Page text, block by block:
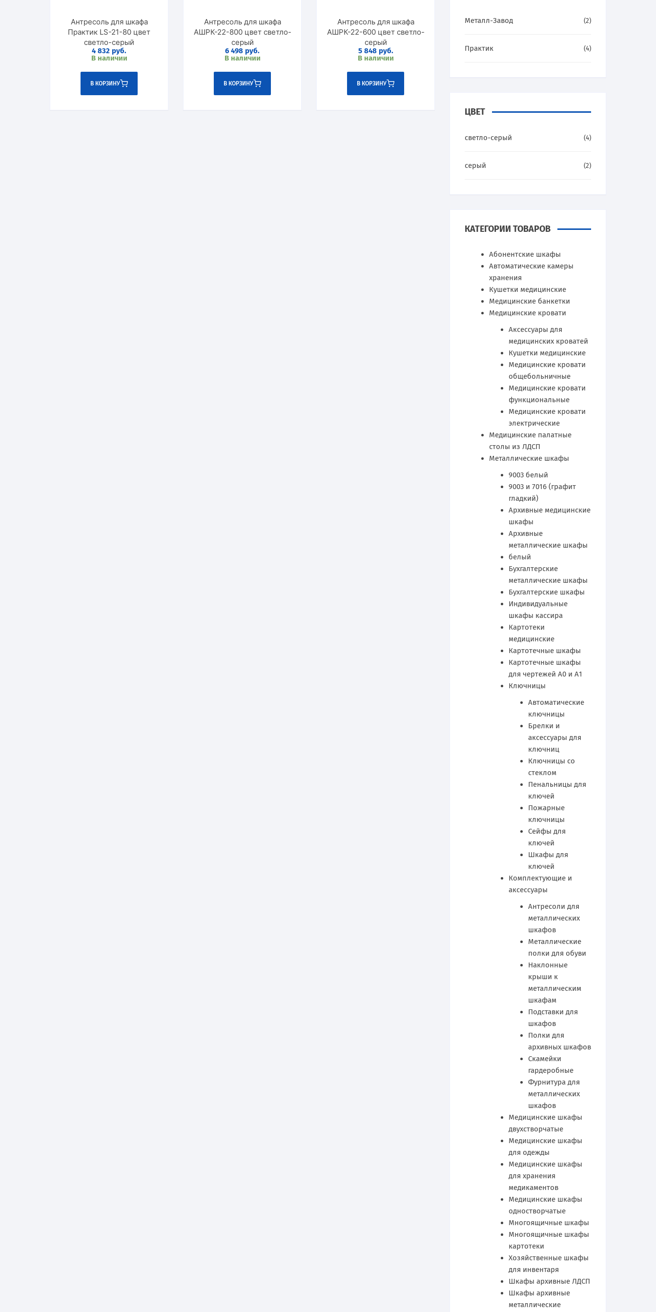
Антресоль для шкафа
Практик LS-21-80 цвет
светло-серый
4 832 руб.
В наличии
В КОРЗИНУ
Антресоль для шкафа
АШРК-22-800 цвет светло-
серый
6 498 руб.
В наличии
В КОРЗИНУ
Антресоль для шкафа
АШРК-22-600 цвет светло-
серый
5 848 руб.
В наличии
В КОРЗИНУ
Металл-Завод (2)
Практик (4)
ЦВЕТ
светло-серый (4)
серый (2)
КАТЕГОРИИ ТОВАРОВ
Абонентские шкафы
Автоматические камеры
хранения
Кушетки медицинские
Медицинские банкетки
Медицинские кровати
Аксессуары для
медицинских кроватей
Кушетки медицинские
Медицинские кровати
общебольничные
Медицинские кровати
функциональные
Медицинские кровати
электрические
Медицинские палатные
столы из ЛДСП
Металлические шкафы
9003 белый
9003 и 7016 (графит
гладкий)
Архивные медицинские
шкафы
Архивные
металлические шкафы
белый
Бухгалтерские
металлические шкафы
Бухгалтерские шкафы
Индивидуальные
шкафы кассира
Картотеки
медицинские
Картотечные шкафы
Картотечные шкафы
для чертежей А0 и А1
Ключницы
Автоматические
ключницы
Брелки и
аксессуары для
ключниц
Ключницы со
стеклом
Пенальницы для
ключей
Пожарные
ключницы
Сейфы для
ключей
Шкафы для
ключей
Комплектующие и
аксессуары
Антресоли для
металлических
шкафов
Металлические
полки для обуви
Наклонные
крыши к
металлическим
шкафам
Подставки для
шкафов
Полки для
архивных шкафов
Скамейки
гардеробные
Фурнитура для
металлических
шкафов
Медицинские шкафы
двухстворчатые
Медицинские шкафы
для одежды
Медицинские шкафы
для хранения
медикаментов
Медицинские шкафы
одностворчатые
Многоящичные шкафы
Многоящичные шкафы
картотеки
Хозяйственные шкафы
для инвентаря
Шкафы архивные ЛДСП
Шкафы архивные
металлические